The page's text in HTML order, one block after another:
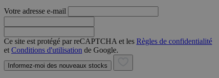
Votre adresse e-mail
Ce site est protégé par reCAPTCHA et les Règles de confidentialité
et Conditions d'utilisation de Google.
Informez-moi des nouveaux stocks